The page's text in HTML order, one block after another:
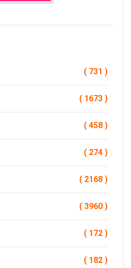
( 731 )
( 1673 )
( 458 )
( 274 )
( 2168 )
( 3960 )
( 172 )
( 182 )